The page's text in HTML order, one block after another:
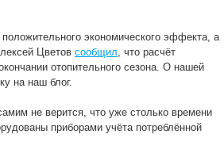
экономического эффекта, а
Цветов сообщил, что расчёт
отопительного сезона. О нашей
на наш блог.
не верится, что уже столько времени
приборами учёта потреблённой